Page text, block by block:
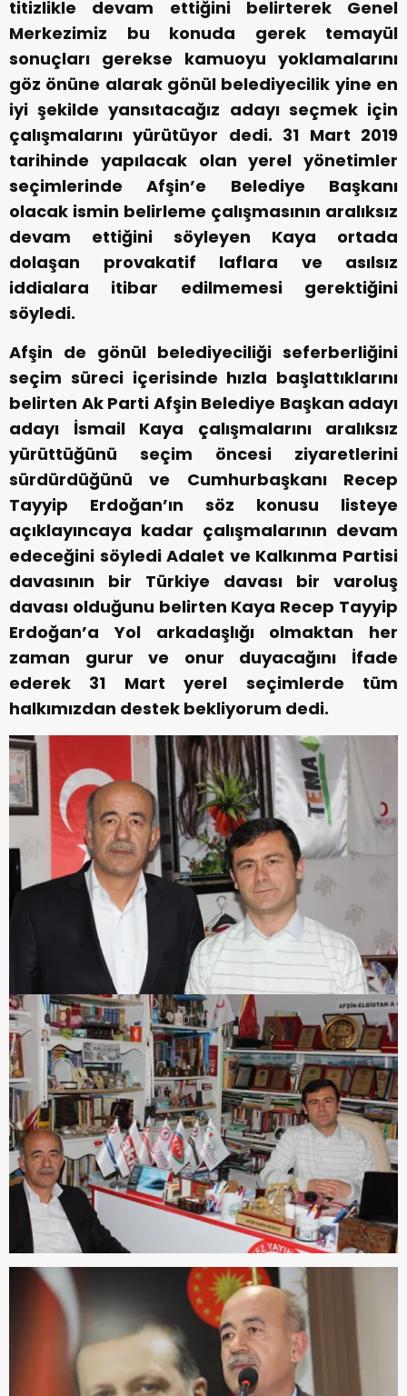
titizlikle devam ettiğini belirterek Genel
Merkezimiz bu konuda gerek temayül
sonuçları gerekse kamuoyu yoklamalarını
göz önüne alarak gönül belediyecilik yine en
iyi şekilde yansıtacağız adayı seçmek için
çalışmalarını yürütüyor dedi. 31 Mart 2019
tarihinde yapılacak olan yerel yönetimler
seçimlerinde Afşin’e Belediye Başkanı
olacak ismin belirleme çalışmasının aralıksız
devam ettiğini söyleyen Kaya ortada
dolaşan provakatif laflara ve asılsız
iddialara itibar edilmemesi gerektiğini
söyledi.
Afşin de gönül belediyeciliği seferberliğini
seçim süreci içerisinde hızla başlattıklarını
belirten Ak Parti Afşin Belediye Başkan adayı
adayı İsmail Kaya çalışmalarını aralıksız
yürüttüğünü seçim öncesi ziyaretlerini
sürdürdüğünü ve Cumhurbaşkanı Recep
Tayyip Erdoğan’ın söz konusu listeye
açıklayıncaya kadar çalışmalarının devam
edeceğini söyledi Adalet ve Kalkınma Partisi
davasının bir Türkiye davası bir varoluş
davası olduğunu belirten Kaya Recep Tayyip
Erdoğan’a Yol arkadaşlığı olmaktan her
zaman gurur ve onur duyacağını İfade
ederek 31 Mart yerel seçimlerde tüm
halkımızdan destek bekliyorum dedi.